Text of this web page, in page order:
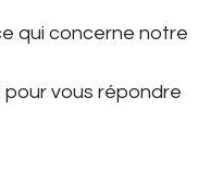
qui concerne notre
vous répondre